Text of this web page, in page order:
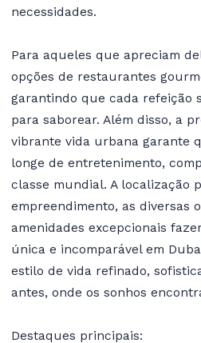
necessidades.
Para aqueles que apreciam
opções de restaurantes
garantindo que cada refeição
para saborear. Além disso, a
vibrante vida urbana garante
longe de entretenimento,
classe mundial. A localização
empreendimento, as diversas
amenidades excepcionais
única e incomparável em
estilo de vida refinado,
antes, onde os sonhos
Destaques principais: